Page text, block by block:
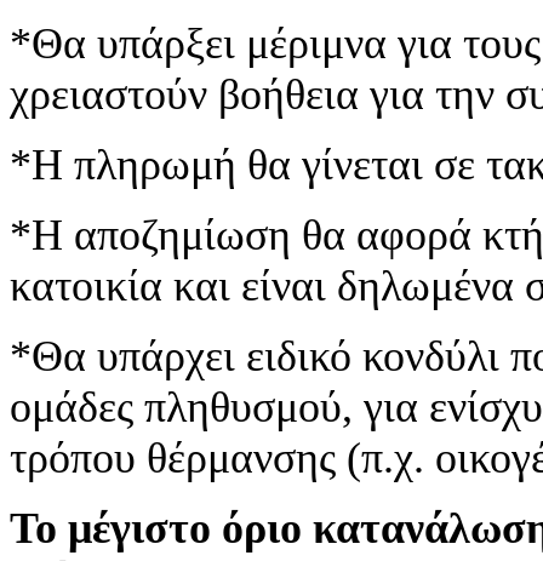
*Θα υπάρξει μέριμνα για
χρειαστούν βοήθεια για την
*Η πληρωμή θα γίνεται σε
*Η αποζημίωση θα αφορά
κατοικία και είναι δηλωμένα
*Θα υπάρχει ειδικό κονδύλι
ομάδες πληθυσμού, για
τρόπου θέρμανσης (π.χ.
Το μέγιστο όριο